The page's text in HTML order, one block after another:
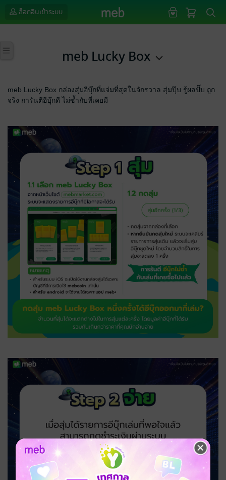
ล็อกอินเข้าระบบ
meb Lucky Box
meb Lucky Box กล่องสุ่มอีบุ๊กที่แจ่มที่สุดในจักรวาล สุ่มปุ๊บ รู้ผลปั๊บ ถูก
จริง การันตีอีบุ๊กดี ไม่ซ้ำกับที่เคยมี